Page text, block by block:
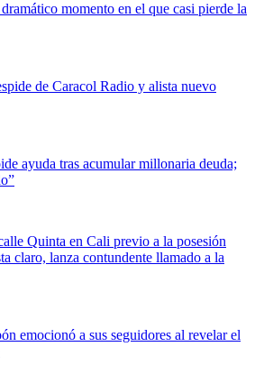
momento en el que casi pierde la
de Caracol Radio y alista nuevo
ayuda tras acumular millonaria deuda;
Quinta en Cali previo a la posesión
claro, lanza contundente llamado a la
emocionó a sus seguidores al revelar el